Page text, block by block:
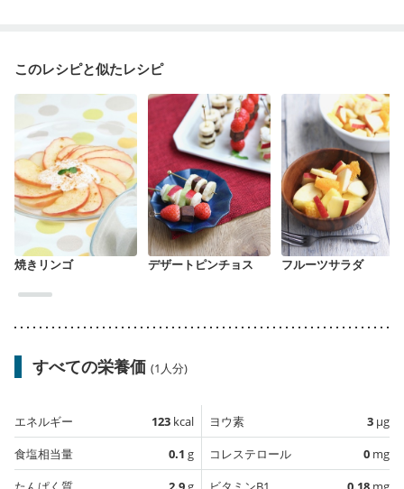
このレシピと似たレシピ
焼きリンゴ デザートピンチョス フルーツサラダ
すべての栄養価 (1人分)
エネルギー 123 kcal
食塩相当量
0.1 g
ヨウ素 3 µg
コレステロール
0 mg